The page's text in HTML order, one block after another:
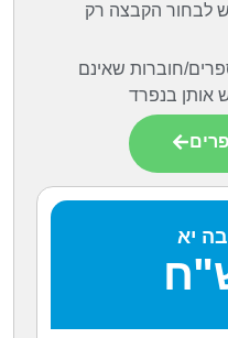
לבחור הקבצה רק
חוברות שאינם
אותן בנפרד
יא